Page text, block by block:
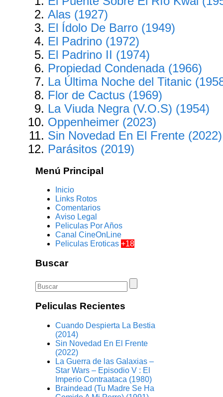
Alas (1927)
El Ídolo De Barro (1949)
El Padrino (1972)
El Padrino II (1974)
Propiedad Condenada (1966)
La Última Noche del Titanic
Flor de Cactus (1969)
La Viuda Negra (V.O.S) (1954)
Oppenheimer (2023)
Sin Novedad En El Frente (2022)
Parásitos (2019)
Menú Principal
Inicio
Links Rotos
Comentarios
Aviso Legal
Peliculas Por Años
Canal CineOnLine
Peliculas Eroticas+18
Buscar
Peliculas Recientes
Cuando Despierta La Bestia
(2014)
Sin Novedad En El Frente
(2022)
La Guerra de las Galaxias –
Star Wars – Episodio V : El
Imperio Contraataca (1980)
Braindead (Tu Madre Se Ha